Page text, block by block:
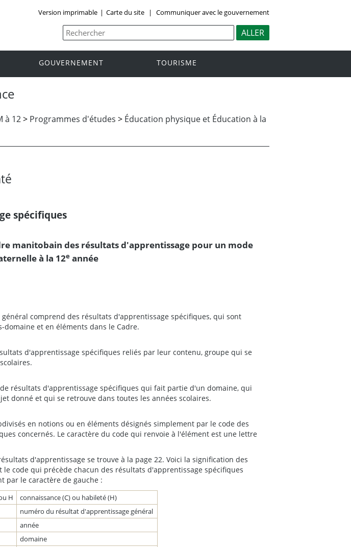
Version imprimable | Carte du site | Communiquer avec le gouvernement
GOUVERNEMENT TOURISME
à 12> Programmes d'études > Éducation physique et Éducation à la
spécifiques
manitobain des résultats d'apprentissage pour un mode
à la 12e année
comprend des résultats d'apprentissage spécifiques, qui sont
et en éléments dans le Cadre.
d'apprentissage spécifiques reliés par leur contenu, groupe qui se
résultats d'apprentissage spécifiques qui fait partie d'un domaine, qui
donné et qui se retrouve dans toutes les années scolaires.
en notions ou en éléments désignés simplement par le code des
concernés. Le caractère du code qui renvoie à l'élément est une lettre
d'apprentissage se trouve à la page 22. Voici la signification des
le code qui précède chacun des résultats d'apprentissage spécifiques
par le caractère de gauche :
H
connaissance (C) ou habileté (H)
numéro du résultat d'apprentissage général
année
domaine